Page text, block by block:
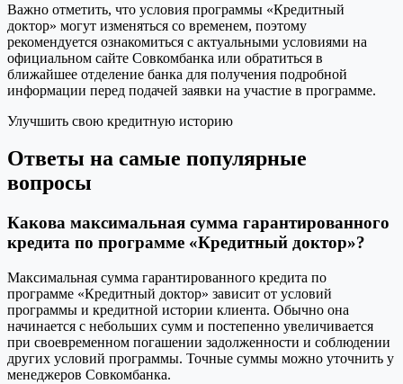
Важно отметить, что условия программы «Кредитный
доктор» могут изменяться со временем, поэтому
рекомендуется ознакомиться с актуальными условиями на
официальном сайте Совкомбанка или обратиться в
ближайшее отделение банка для получения подробной
информации перед подачей заявки на участие в программе.
Улучшить свою кредитную историю
Ответы на самые популярные
вопросы
Какова максимальная сумма гарантированного
кредита по программе «Кредитный доктор»?
Максимальная сумма гарантированного кредита по
программе «Кредитный доктор» зависит от условий
программы и кредитной истории клиента. Обычно она
начинается с небольших сумм и постепенно увеличивается
при своевременном погашении задолженности и соблюдении
других условий программы. Точные суммы можно уточнить у
менеджеров Совкомбанка.